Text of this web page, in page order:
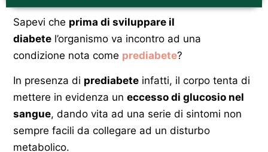
Sapevi che prima di sviluppare il
diabete l’organismo va incontro ad una
condizione nota come prediabete?
In presenza di prediabete infatti, il corpo tenta di
mettere in evidenza un eccesso di glucosio nel
sangue, dando vita ad una serie di sintomi non
sempre facili da collegare ad un disturbo
metabolico.